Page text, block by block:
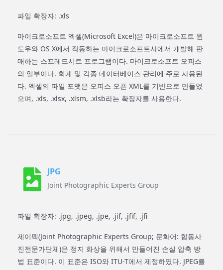
파일 확장자: .xls
마이크로소프트 엑셀(Microsoft Excel)은 마이크로소프트 윈
도우와 OS X에서 작동하는 마이크로소프트사에서 개발해 판
매하는 스프레드시트 프로그램이다. 마이크로소프트 오피스
의 일부이다. 회계 및 각종 데이터베이스 관리에 주로 사용된
다. 엑셀의 파일 포맷은 오피스 오픈 XML를 기반으로 만들었
으며, .xls, .xlsx, .xlsm, .xlsb라는 확장자를 사용한다.
JPG
Joint Photographic Experts Group
파일 확장자: .jpg, .jpeg, .jpe, .jif, .jfif, .jfi
제이펙(Joint Photographic Experts Group; 문화어: 합동사
진전문가단체)은 정지 화상을 위해서 만들어진 손실 압축 방
법 표준이다. 이 표준은 ISO와 ITU-T에서 제정하였다. JPEG를